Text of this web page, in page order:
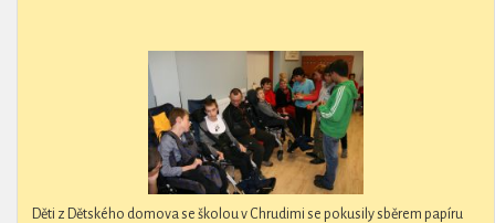
Děti z Dětského domova se školou v Chrudimi se pokusily sběrem papíru